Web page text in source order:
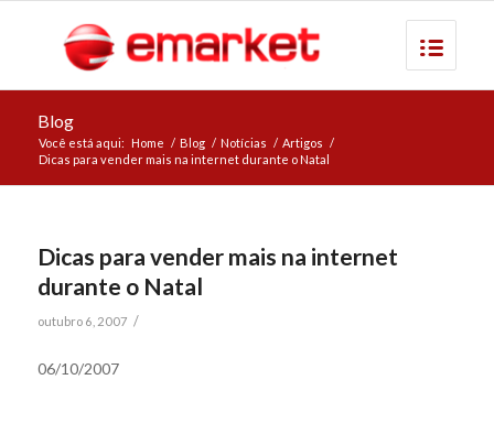
Blog
Você está aqui: Home / Blog / Notícias / Artigos /
Dicas para vender mais na internet durante o Natal
Dicas para vender mais na internet
durante o Natal
outubro 6, 2007 /
06/10/2007